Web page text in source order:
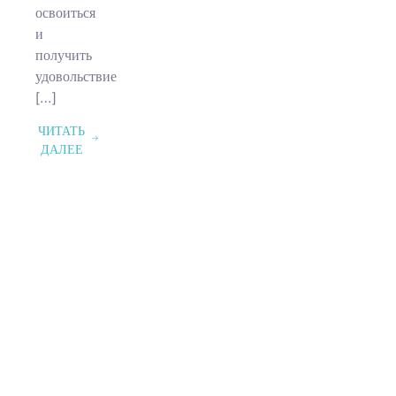
освоиться
и
получить
удовольствие
[…]
ЧИТАТЬ
ДАЛЕЕ